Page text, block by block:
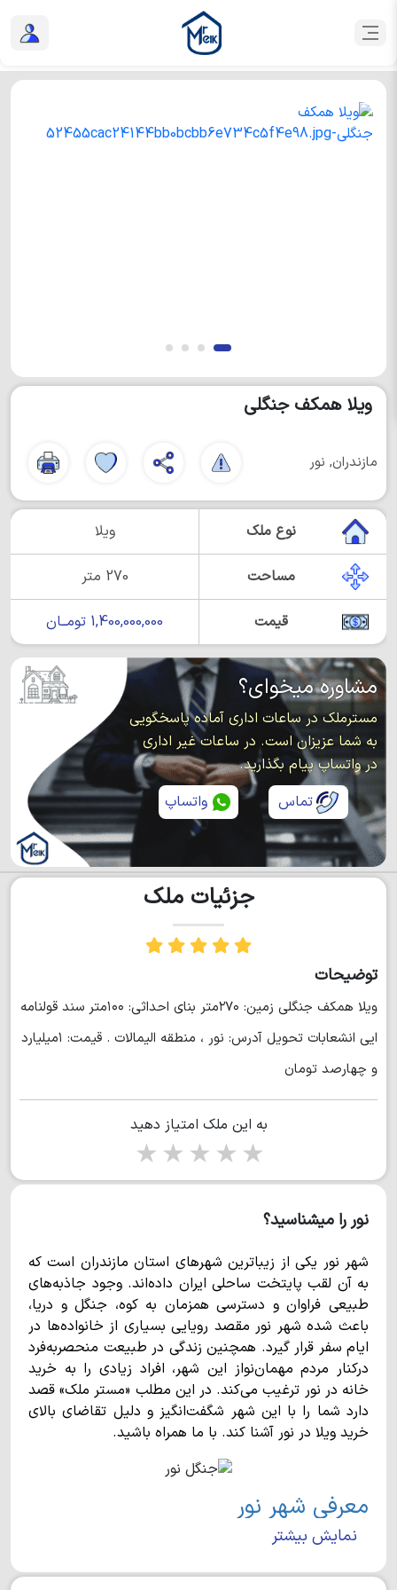
ویلا همکف جنگلی
مازندران, نور
نوع ملک ویلا
مساحت 270 متر
قیمت 1,400,000,000 تومــان
مشاوره میخوای؟
مسترملک در ساعات اداری آماده پاسخگویی
به شما عزیزان است. در ساعات غیر اداری
در واتساپ پیام بگذارید.
تماس
واتساپ
جزئیات ملک
توضیحات
ویلا همکف جنگلی زمین: ۲۷۰متر بنای احداثی: ۱۰۰متر سند قولنامه
ایی انشعابات تحویل آدرس: نور ، منطقه الیمالات . قیمت: ۱میلیارد
و چهارصد تومان
به این ملک امتیاز دهید
5 stars
4 stars
3 stars
2 stars
نور را میشناسید؟
شهر نور یکی از زیباترین شهرهای استان مازندران است که
به آن لقب پایتخت ساحلی ایران داده‌اند. وجود جاذبه‌های
طبیعی فراوان و دسترسی همزمان به کوه، جنگل و دریا،
باعث شده شهر نور مقصد رویایی بسیاری از خانواده‌ها در
ایام سفر قرار گیرد. همچنین زندگی در طبیعت منحصربه‌فرد
درکنار مردم مهمان‌نواز این شهر، افراد زیادی را به خرید
خانه در نور ترغیب می‌کند. در این مطلب «مستر ملک» قصد
دارد شما را با این شهر شگفت‌انگیز و دلیل تقاضای بالای
خرید ویلا در نور آشنا کند. با ما همراه باشید.
معرفی شهر نور
شهر نور در بخش مرکزی شهرستانی به همین نام واقع شده
جمعیت دارد. این شهر به صورت خطی در جنوب دریای خزر
نمایش بیشتر